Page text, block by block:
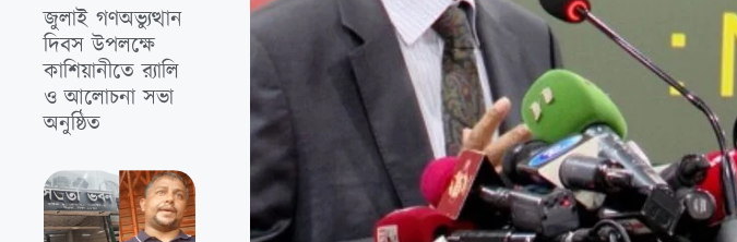
জুলাই গণঅভ্যুত্থান
দিবস উপলক্ষে
কাশিয়ানীতে র‍্যালি
ও আলোচনা সভা
অনুষ্ঠিত